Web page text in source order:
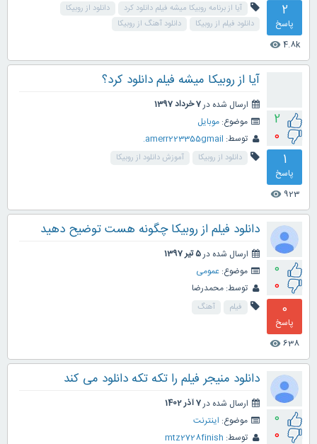
2
پاسخ
4.8k
visibility
آیا از برنامه روبیکا میشه فیلم دانلود کرد
دانلود از روبیکا
دانلود فیلم از روبیکا
دانلود آهنگ از روبیکا
2
0
1
پاسخ
923
visibility
آیا از روبیکا میشه فیلم دانلود کرد؟
ارسال شده در7 خرداد 1397
موضوع: موبایل
توسط: amerr223355gmail.
دانلود از روبیکا آموزش دانلود از روبیکا
0
0
0
پاسخ
638
visibility
دانلود فیلم از روبیکا چگونه هست توضیح دهید
ارسال شده در5 تیر 1397
موضوع: عمومی
توسط: محمدرضا
فیلم آهنگ
0
0
دانلود منیجر فیلم را تکه تکه دانلود می کند
ارسال شده در7 آذر 1402
موضوع: اینترنت
توسط: mtz2728finish